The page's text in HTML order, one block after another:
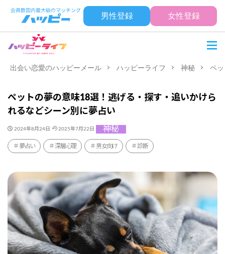
男性登録 女性登録
出会い恋愛のハッピーメール ハッピーライフ 神秘 ペ
ペットの夢の意味18選！逃げる・探す・追いかけら
れるなどシーン別に夢占い
2024年8月24日 2025年7月22日 神秘
夢占い 深層心理 男女向け 診断